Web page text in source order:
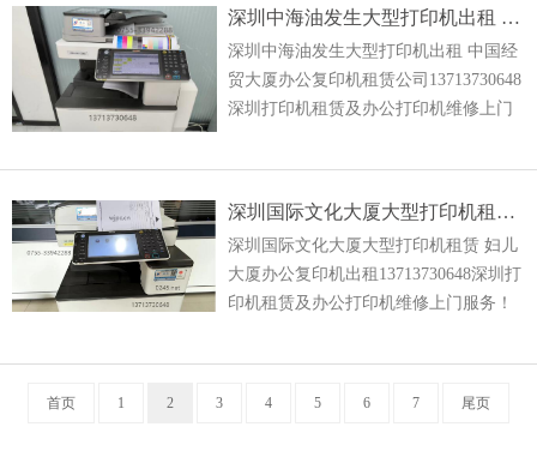
深圳中海油发生大型打印机出租 中国经贸大厦办公复印机租赁公司
深圳中海油发生大型打印机出租 中国经
贸大厦办公复印机租赁公司13713730648
深圳打印机租赁及办公打印机维修上门
彩色复印机租赁、理光打印机租赁、多
深圳国际文化大厦大型打印机租赁 妇儿大厦办公复印机出租
深圳国际文化大厦大型打印机租赁 妇儿
大厦办公复印机出租13713730648深圳打
印机租赁及办公打印机维修上门服务！
印机租赁、理光打印机租赁、多功能彩
首页 1 2 3 4 5 6 7 尾页